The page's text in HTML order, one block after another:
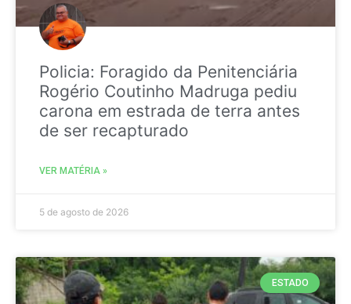
Policia: Foragido da Penitenciária
Rogério Coutinho Madruga pediu
carona em estrada de terra antes
de ser recapturado
VER MATÉRIA »
5 de agosto de 2026
ESTADO